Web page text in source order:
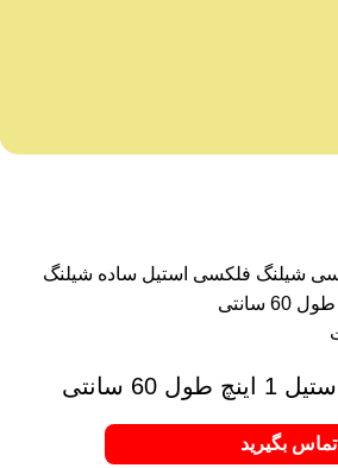
شیلنگ فلکسی استیل ساده شیلنگ
سانتی
تماس بگیرید